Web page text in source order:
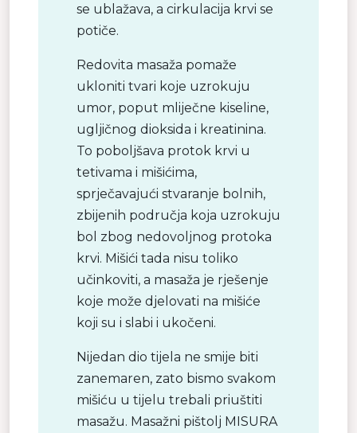
se ublažava, a cirkulacija krvi se
potiče.
Redovita masaža pomaže
ukloniti tvari koje uzrokuju
umor, poput mliječne kiseline,
ugljičnog dioksida i kreatinina.
To poboljšava protok krvi u
tetivama i mišićima,
sprječavajući stvaranje bolnih,
zbijenih područja koja uzrokuju
bol zbog nedovoljnog protoka
krvi. Mišići tada nisu toliko
učinkoviti, a masaža je rješenje
koje može djelovati na mišiće
koji su i slabi i ukočeni.
Nijedan dio tijela ne smije biti
zanemaren, zato bismo svakom
mišiću u tijelu trebali priuštiti
masažu. Masažni pištolj MISURA